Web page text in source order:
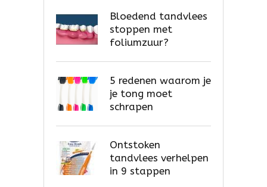
Bloedend tandvlees
stoppen met
foliumzuur?
5 redenen waarom je
je tong moet
schrapen
Ontstoken
tandvlees verhelpen
in 9 stappen